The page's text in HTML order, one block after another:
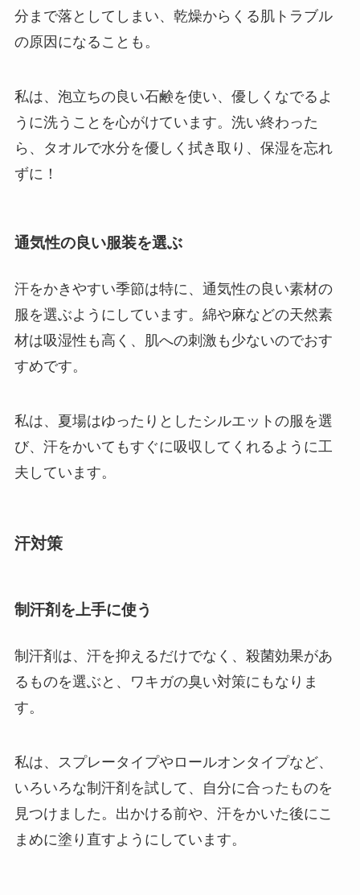
分まで落としてしまい、乾燥からくる肌トラブル
の原因になることも。
私は、泡立ちの良い石鹸を使い、優しくなでるよ
うに洗うことを心がけています。洗い終わった
ら、タオルで水分を優しく拭き取り、保湿を忘れ
ずに！
通気性の良い服装を選ぶ
汗をかきやすい季節は特に、通気性の良い素材の
服を選ぶようにしています。綿や麻などの天然素
材は吸湿性も高く、肌への刺激も少ないのでおす
すめです。
私は、夏場はゆったりとしたシルエットの服を選
び、汗をかいてもすぐに吸収してくれるように工
夫しています。
汗対策
制汗剤を上手に使う
制汗剤は、汗を抑えるだけでなく、殺菌効果があ
るものを選ぶと、ワキガの臭い対策にもなりま
す。
私は、スプレータイプやロールオンタイプなど、
いろいろな制汗剤を試して、自分に合ったものを
見つけました。出かける前や、汗をかいた後にこ
まめに塗り直すようにしています。